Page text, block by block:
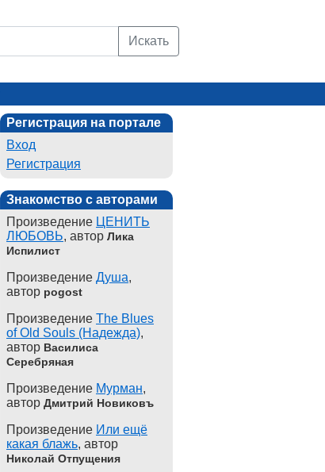
Искать
Регистрация на портале
Вход
Регистрация
Знакомство с авторами
Произведение ЦЕНИТЬ
ЛЮБОВЬ, автор Лика
Испилист
Произведение Душа,
автор pogost
Произведение The Blues
of Old Souls (Надежда),
автор Василиса
Серебряная
Произведение Мурман,
автор Дмитрий Новиковъ
Произведение Или ещё
какая блажь, автор
Николай Отпущения